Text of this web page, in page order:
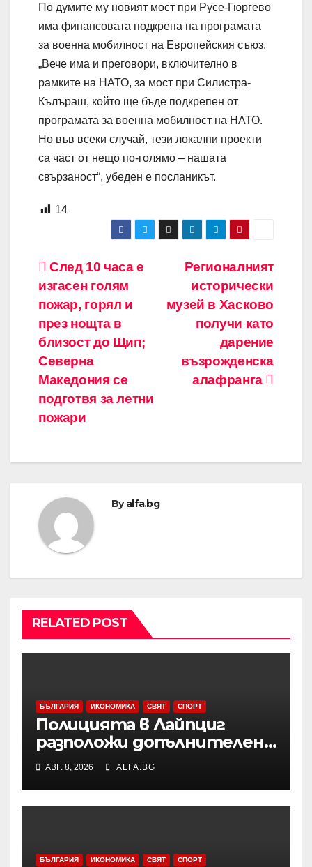
По думите му новият мост при Русе-Гюргево
има финансовата подкрепа на програмата
за военна мобилност на Европейския съюз.
„Вече има и преговори, включително в
рамките на НАТО, за мост при Силистра-
Кълъраш, който ще бъде подкрепен от
програмата за военна мобилност на НАТО.
Но във всеки случай, тези локални проекти
са част от нещо по-голямо – нашата
свързаност“, убеден е посланикът.
14
Навигация
Регионалният
исторически
музей в Хасково
получи като
дарение
възрожденска
алафранга
След 10 часа е
изгасен голям
пожар, горял и
през нощта в
близост до Щип;
Северна
Македония се
подготвя за летни
пожари
Byalfa.bg
RELATED POST
БЪЛГАРИЯ ИКОНОМИКА СВЯТ СПОРТ
Полицията в Лайпциг
разположи допълнителен
специализиран радар на
летището след
инцидента с открития
дрон
АВГ. 8, 2026 ALFA.BG
БЪЛГАРИЯ ИКОНОМИКА СВЯТ СПОРТ